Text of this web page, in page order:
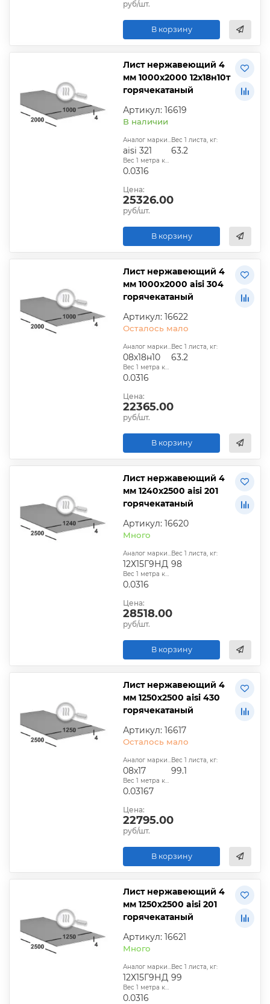
руб/шт.
В корзину
Лист нержавеющий 4
мм 1000х2000 12х18н10т
горячекатаный
Артикул: 16619
В наличии
Аналог марки стали:
aisi 321
Вес 1 листа, кг:
63.2
Вес 1 метра квадратного, т:
0.0316
Цена:
25326.00
руб/шт.
В корзину
Лист нержавеющий 4
мм 1000х2000 aisi 304
горячекатаный
Артикул: 16622
Осталось мало
Аналог марки стали:
08х18н10
Вес 1 листа, кг:
63.2
Вес 1 метра квадратного, т:
0.0316
Цена:
22365.00
руб/шт.
В корзину
Лист нержавеющий 4
мм 1240х2500 aisi 201
горячекатаный
Артикул: 16620
Много
Аналог марки стали:
12Х15Г9НД
Вес 1 листа, кг:
98
Вес 1 метра квадратного, т:
0.0316
Цена:
28518.00
руб/шт.
В корзину
Лист нержавеющий 4
мм 1250х2500 aisi 430
горячекатаный
Артикул: 16617
Осталось мало
Аналог марки стали:
08x17
Вес 1 листа, кг:
99.1
Вес 1 метра квадратного, т:
0.03167
Цена:
22795.00
руб/шт.
В корзину
Лист нержавеющий 4
мм 1250х2500 aisi 201
горячекатаный
Артикул: 16621
Много
Аналог марки стали:
12Х15Г9НД
Вес 1 листа, кг:
99
Вес 1 метра квадратного, т:
0.0316